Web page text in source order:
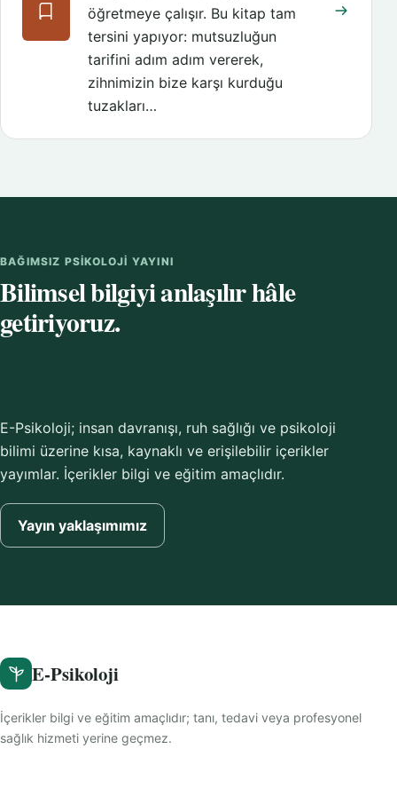
öğretmeye çalışır. Bu kitap tam
tersini yapıyor: mutsuzluğun
tarifini adım adım vererek,
zihnimizin bize karşı kurduğu
tuzakları…
BAĞIMSIZ PSIKOLOJI YAYINI
Bilimsel bilgiyi anlaşılır hâle
getiriyoruz.
E-Psikoloji; insan davranışı, ruh sağlığı ve psikoloji
bilimi üzerine kısa, kaynaklı ve erişilebilir içerikler
yayımlar. İçerikler bilgi ve eğitim amaçlıdır.
Yayın yaklaşımımız
E-Psikoloji
İçerikler bilgi ve eğitim amaçlıdır; tanı, tedavi veya profesyonel
sağlık hizmeti yerine geçmez.